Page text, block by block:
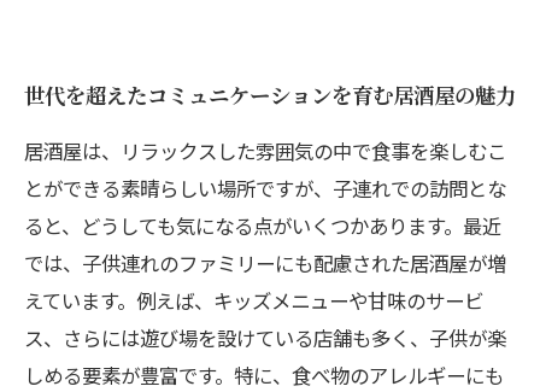
世代を超えたコミュニケーションを育む居酒屋の魅力
居酒屋は、リラックスした雰囲気の中で食事を楽しむこ
とができる素晴らしい場所ですが、子連れでの訪問とな
ると、どうしても気になる点がいくつかあります。最近
では、子供連れのファミリーにも配慮された居酒屋が増
えています。例えば、キッズメニューや甘味のサービ
ス、さらには遊び場を設けている店舗も多く、子供が楽
しめる要素が豊富です。特に、食べ物のアレルギーにも